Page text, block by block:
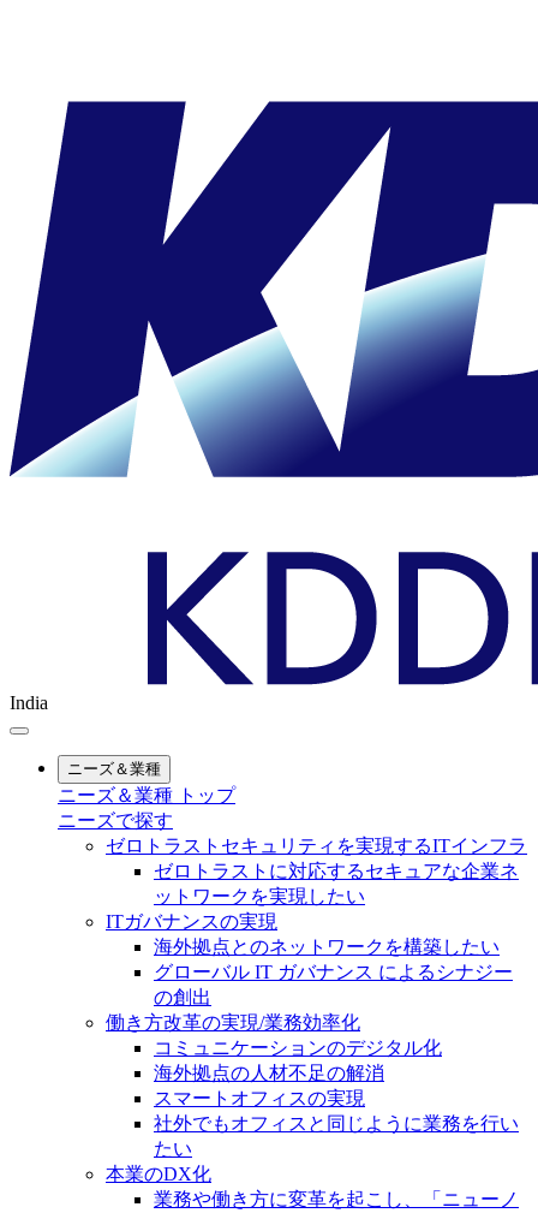
India
ニーズ＆業種
ニーズ＆業種 トップ
ニーズで探す
ゼロトラストセキュリティを実現するITインフラ
ゼロトラストに対応するセキュアな企業ネ
ットワークを実現したい
ITガバナンスの実現
海外拠点とのネットワークを構築したい
グローバル IT ガバナンス によるシナジー
の創出
働き方改革の実現/業務効率化
コミュニケーションのデジタル化
海外拠点の人材不足の解消
スマートオフィスの実現
社外でもオフィスと同じように業務を行い
たい
本業のDX化
業務や働き方に変革を起こし、「ニューノ